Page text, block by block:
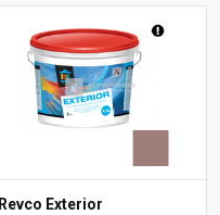
Revco Exterior